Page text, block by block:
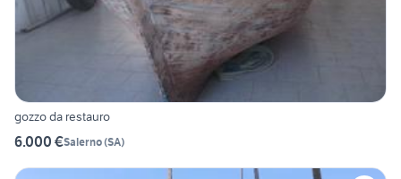
gozzo da restauro
6.000 €Salerno(SA)